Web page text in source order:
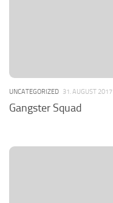
UNCATEGORIZED 31. AUGUST 2017
Gangster Squad